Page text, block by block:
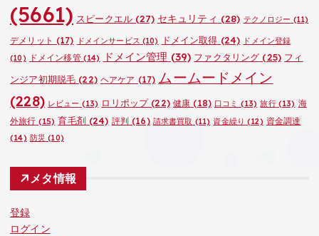
(5661) スピークエル(27) セキュリティ (28) テクノロジー (11)
デメリット (17) ドメインサービス (10) ドメイン取得 (24) ドメイン登録
(10)
ドメイン移管(14) ドメイン管理 (39) ファクタリング (25) フィ
ンジア初期脱毛 (22) ヘアケア (17) ムームードメイン
(228) レビュー (13) ロリポップ(22) 健康 (18) 口コミ (13) 旅行(13) 海
外旅行 (15) 育毛剤(24) 評判 (16) 請求書買取 (11) 資金繰り (12) 資金調達
(14) 防災 (10)
メタ情報
登録
ログイン